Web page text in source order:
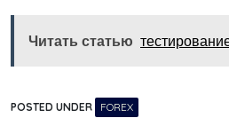
Читать статью
POSTED UNDER FOREX